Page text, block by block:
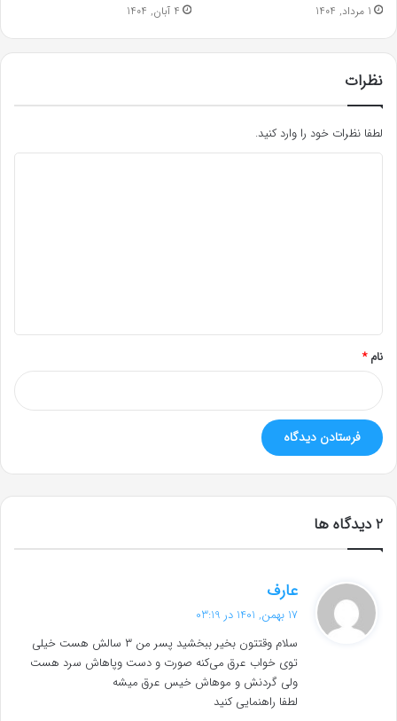
1 مرداد, 1404 4 آبان, 1404
نظرات
لطفا نظرات خود را وارد کنید.
نام*
‫2 دیدگاه ها
عارف
ت
:
17 بهمن, 1401 در 03:19
سلام وقتتون بخیر ببخشید پسر من ۳ سالش هست خیلی
توی خواب عرق می‌کنه صورت و دست وپاهاش سرد هست
ولی گردنش و موهاش خیس عرق میشه
لطفا راهنمایی کنید